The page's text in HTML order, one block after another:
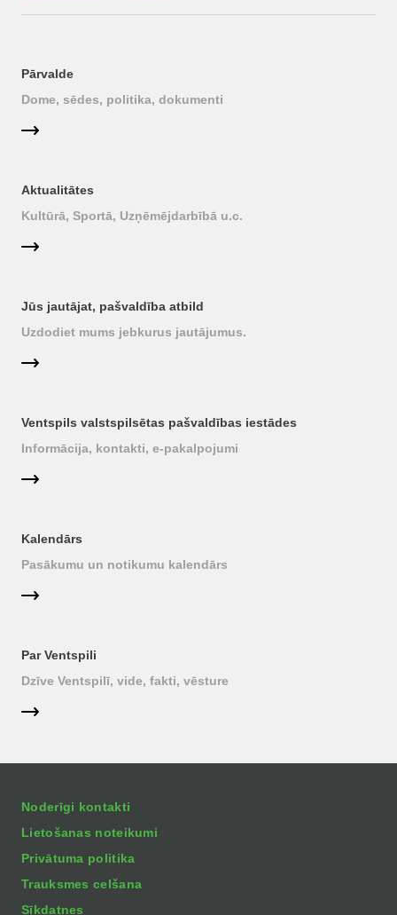
Pārvalde
Dome, sēdes, politika, dokumenti
Aktualitātes
Kultūrā, Sportā, Uzņēmējdarbībā u.c.
Jūs jautājat, pašvaldība atbild
Uzdodiet mums jebkurus jautājumus.
Ventspils valstspilsētas pašvaldības iestādes
Informācija, kontakti, e-pakalpojumi
Kalendārs
Pasākumu un notikumu kalendārs
Par Ventspili
Dzīve Ventspilī, vide, fakti, vēsture
Noderīgi kontakti
Lietošanas noteikumi
Privātuma politika
Trauksmes celšana
Sīkdatnes